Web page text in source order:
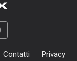
Contatti Privacy